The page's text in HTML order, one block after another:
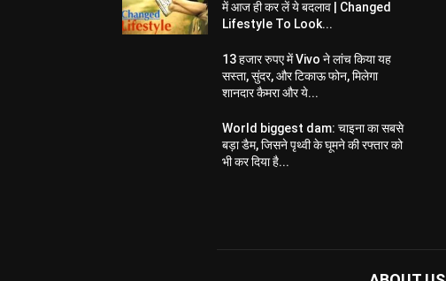
में आज ही कर लें ये बदलाव | Changed
Lifestyle To Look...
13 हजार रुपए में Vivo ने लांच किया यह
सस्ता, सुंदर, और टिकाऊ फोन, मिलेगा
शानदार कैमरा और ये...
World biggest dam: चाइना का सबसे
बड़ा डैम, जिसने पृथ्वी के घूमने की रफ्तार को
भी कर दिया है...